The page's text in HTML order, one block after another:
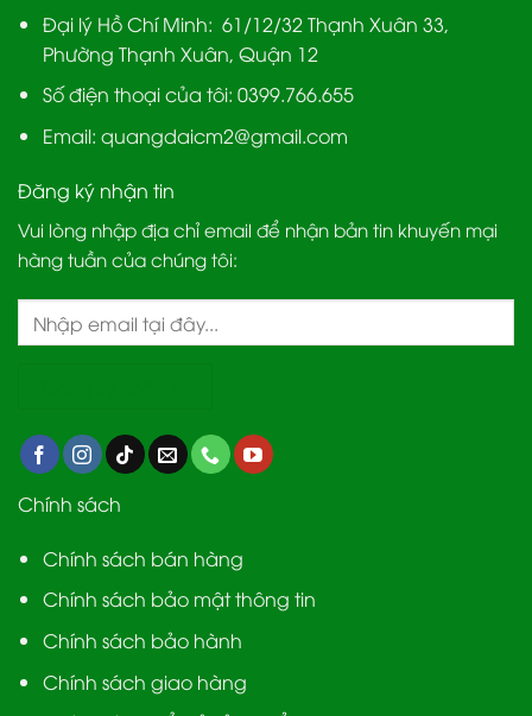
Đại lý Hồ Chí Minh: 61/12/32 Thạnh Xuân 33,
Phường Thạnh Xuân, Quận 12
Số điện thoại của tôi: 0399.766.655
Email: quangdaicm2@gmail.com
Đăng ký nhận tin
Vui lòng nhập địa chỉ email để nhận bản tin khuyến mại
hàng tuần của chúng tôi:
Chính sách
Chính sách bán hàng
Chính sách bảo mật thông tin
Chính sách bảo hành
Chính sách giao hàng